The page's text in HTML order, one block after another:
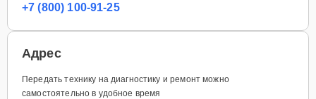
+7 (800) 100-91-25
Адрес
Передать технику на диагностику и ремонт можно
самостоятельно в удобное время